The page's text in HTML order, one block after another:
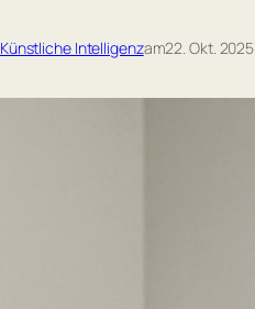
Künstliche Intelligenzam22. Okt. 2025